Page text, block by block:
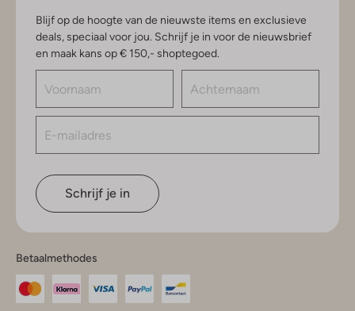
Blijf op de hoogte van de nieuwste items en exclusieve
deals, speciaal voor jou. Schrijf je in voor de nieuwsbrief
en maak kans op € 150,- shoptegoed.
Schrijf je in
Betaalmethodes